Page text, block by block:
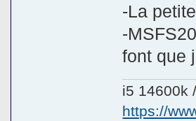
-La
-
font que
i5 14600k
https://